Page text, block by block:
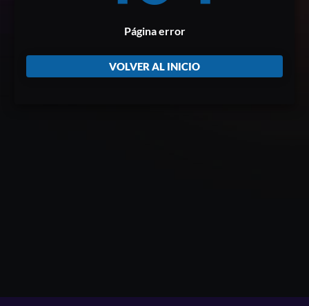
Página error
VOLVER AL INICIO